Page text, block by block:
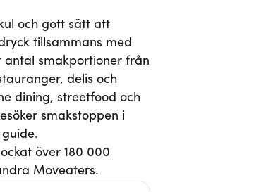
och gott sätt att
tillsammans med
antal smakportioner från
delis och
dining, streetfood och
smakstoppen i
över 180 000
Moveaters.